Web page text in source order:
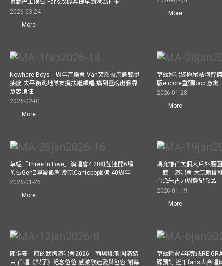
幕牆巴士廣告 Fans改機票提早到港為打卡
2026-03-24
More
More
Nowhere Boys十周年音樂會 Van突然拗柴兼雙腿
抽筋 失平衡跪地隊友攙扶繼續唱 痛到靈魂出竅靠
意志頂住
2026-02-01
More
草蜢巡唱終極尾站阿智
版encore重頭loop 意寓
2026-01-28
More
草蜢「Three In Love」演唱會4.28紅館連開6場
預告GenZ專屬歌單 潮玩Cantopop跳唱40周年
2026-01-26
More
馮允謙首次個人戶外騷
「聽」演唱會 大玩瞬
台派朱古力周邊紀念品
2026-01-19
More
陳健安「時的狀態演唱會2026」兩場爆滿 圓滿結
束 首唱《梨子》紀念爸爸 感激歌迷愛與包容 謝幕
草蜢耗資4年完成
碟預訂 近千fans大合唱